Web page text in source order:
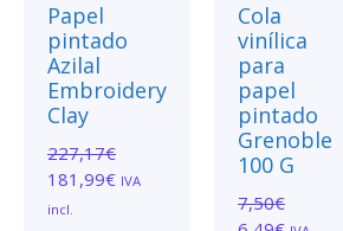
Papel
pintado
Azilal
Embroidery
Clay
227,17€
181,99€ IVA
incl.
Cola
vinílica
para
papel
pintado
Grenoble
100 G
7,50€